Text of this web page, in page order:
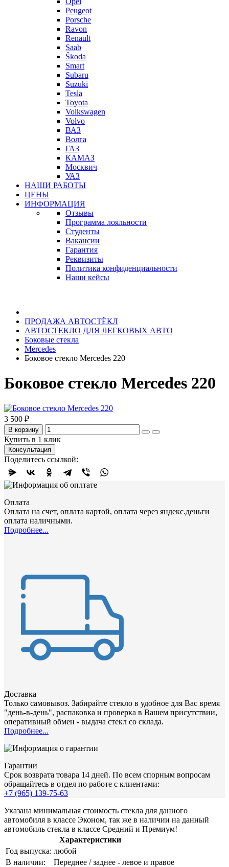
Peugeot
Porsche
Ravon
Renault
Saab
Škoda
Smart
Subaru
Suzuki
Tesla
Toyota
Volkswagen
Volvo
ВАЗ
Волга
ГАЗ
КАМАЗ
Москвич
УАЗ
НАШИ РАБОТЫ
ЦЕНЫ
ИНФОРМАЦИЯ
Отзывы
Программа лояльности
Студенты
Вакансии
Гарантия
Реквизиты
Политика конфиденциальности
Наши кейсы
ПРОДАЖА АВТОСТЁКЛ
АВТОСТЕКЛО ДЛЯ ЛЕГКОВЫХ АВТО
Боковые стекла
Mercedes
Боковое стекло Mercedes 220
Боковое стекло Mercedes 220
3 500 ₽
В корзину
Купить в 1 клик
Консультация
Поделитесь ссылкой:
Оплата
Оплата на счет, оплата картой, оплата через яндекс.деньги
оплата наличными.
Подробнее...
Доставка
Только самовывоз. Забирайте стекло в удобное для Вас время
"день-в-день", распаковка и проверка в Вашем присутствии,
оперативный обмен - выдача стекл со склада.
Подробнее...
Гарантии
Срок возврата товара 14 дней. По всем спорным вопросам
обращайтесь в отдел по работе с клиентами:
+7 (965) 139-75-63
Указана минимальная стоимость стекла для данного
автомобиля в классе Эконом, так же в наличии на данный
автомобиль стекла в классе Средний и Премиум!
Характеристики
Год выпуска: любой
В наличии:
Переднее / заднее - левое и правое